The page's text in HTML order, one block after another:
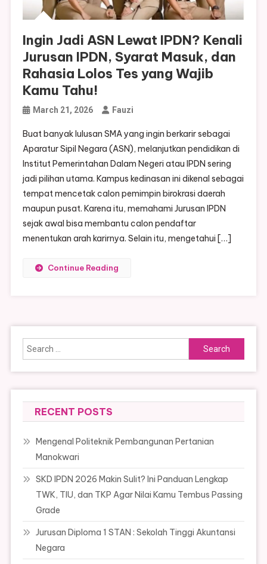
Ingin Jadi ASN Lewat IPDN? Kenali
Jurusan IPDN, Syarat Masuk, dan
Rahasia Lolos Tes yang Wajib
Kamu Tahu!
March 21, 2026 Fauzi
Buat banyak lulusan SMA yang ingin berkarir sebagai
Aparatur Sipil Negara (ASN), melanjutkan pendidikan di
Institut Pemerintahan Dalam Negeri atau IPDN sering
jadi pilihan utama. Kampus kedinasan ini dikenal sebagai
tempat mencetak calon pemimpin birokrasi daerah
maupun pusat. Karena itu, memahami Jurusan IPDN
sejak awal bisa membantu calon pendaftar
menentukan arah karirnya. Selain itu, mengetahui […]
Continue Reading
Search
for:
RECENT POSTS
Mengenal Politeknik Pembangunan Pertanian
Manokwari
SKD IPDN 2026 Makin Sulit? Ini Panduan Lengkap
TWK, TIU, dan TKP Agar Nilai Kamu Tembus Passing
Grade
Jurusan Diploma 1 STAN : Sekolah Tinggi Akuntansi
Negara